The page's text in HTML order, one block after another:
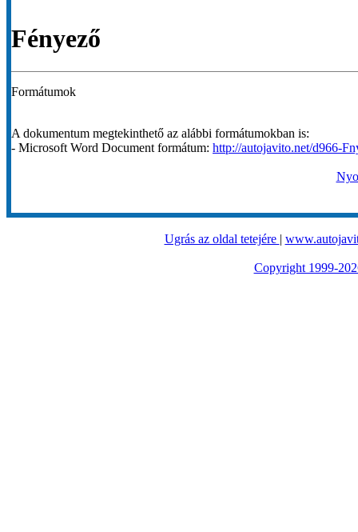
Fényező
Formátumok
A dokumentum megtekinthető az alábbi formátumokban is:
- Microsoft Word Document formátum: http://autojavito.net/d966-
Ugrás az oldal tetejére |
Copyright 1999-